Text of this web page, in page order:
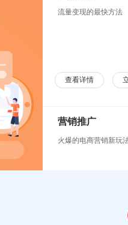
流量变现的最快方法
查看详情
营销推广
火爆的电商营销新玩